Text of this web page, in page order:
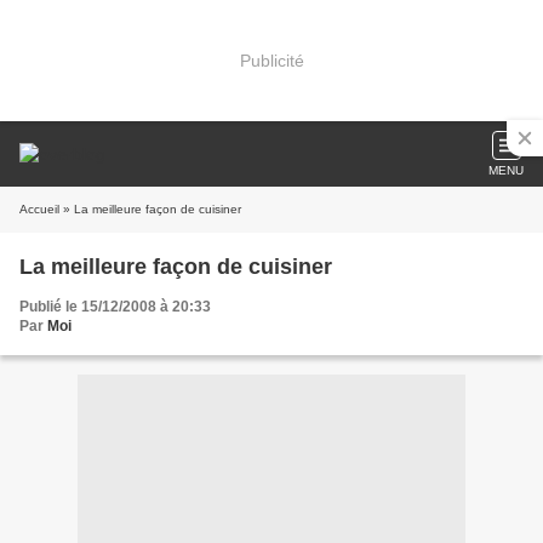
Publicité
MENU
Accueil » La meilleure façon de cuisiner
La meilleure façon de cuisiner
Publié le 15/12/2008 à 20:33
Par Moi